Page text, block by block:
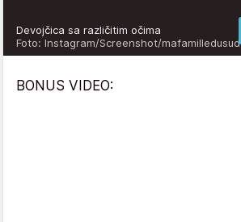
Devojčica sa različitim očima
Foto: Instagram/Screenshot/mafamilledusud
BONUS VIDEO: